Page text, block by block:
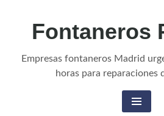
Fontaneros
Empresas fontaneros Madrid
horas para reparaciones